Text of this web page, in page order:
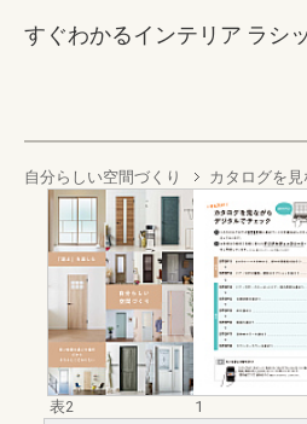
すぐわかるインテリア ラシ
自分らしい空間づくり カタログを
表2
1